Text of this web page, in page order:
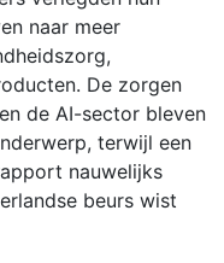
naar meer
De zorgen
de AI-sector bleven
terwijl een
nauwelijks
beurs wist